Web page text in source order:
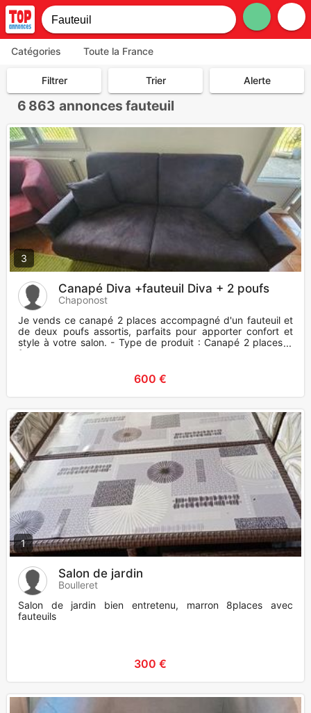
Catégories Toute la France
Filtrer Trier Alerte
6 863 annonces fauteuil
3
Canapé Diva +fauteuil Diva + 2 poufs
Chaponost
Je vends ce canapé 2 places accompagné d'un fauteuil et
de deux poufs assortis, parfaits pour apporter confort et
style à votre salon. - Type de produit : Canapé 2 places +
fauteu
600 €
1
Salon de jardin
Boulleret
Salon de jardin bien entretenu, marron 8places avec
fauteuils
300 €